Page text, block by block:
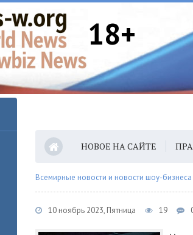
18+
НОВОЕ НА САЙТЕ
Всемирные новости и новости шоу-
10 ноябрь 2023, Пятница 19